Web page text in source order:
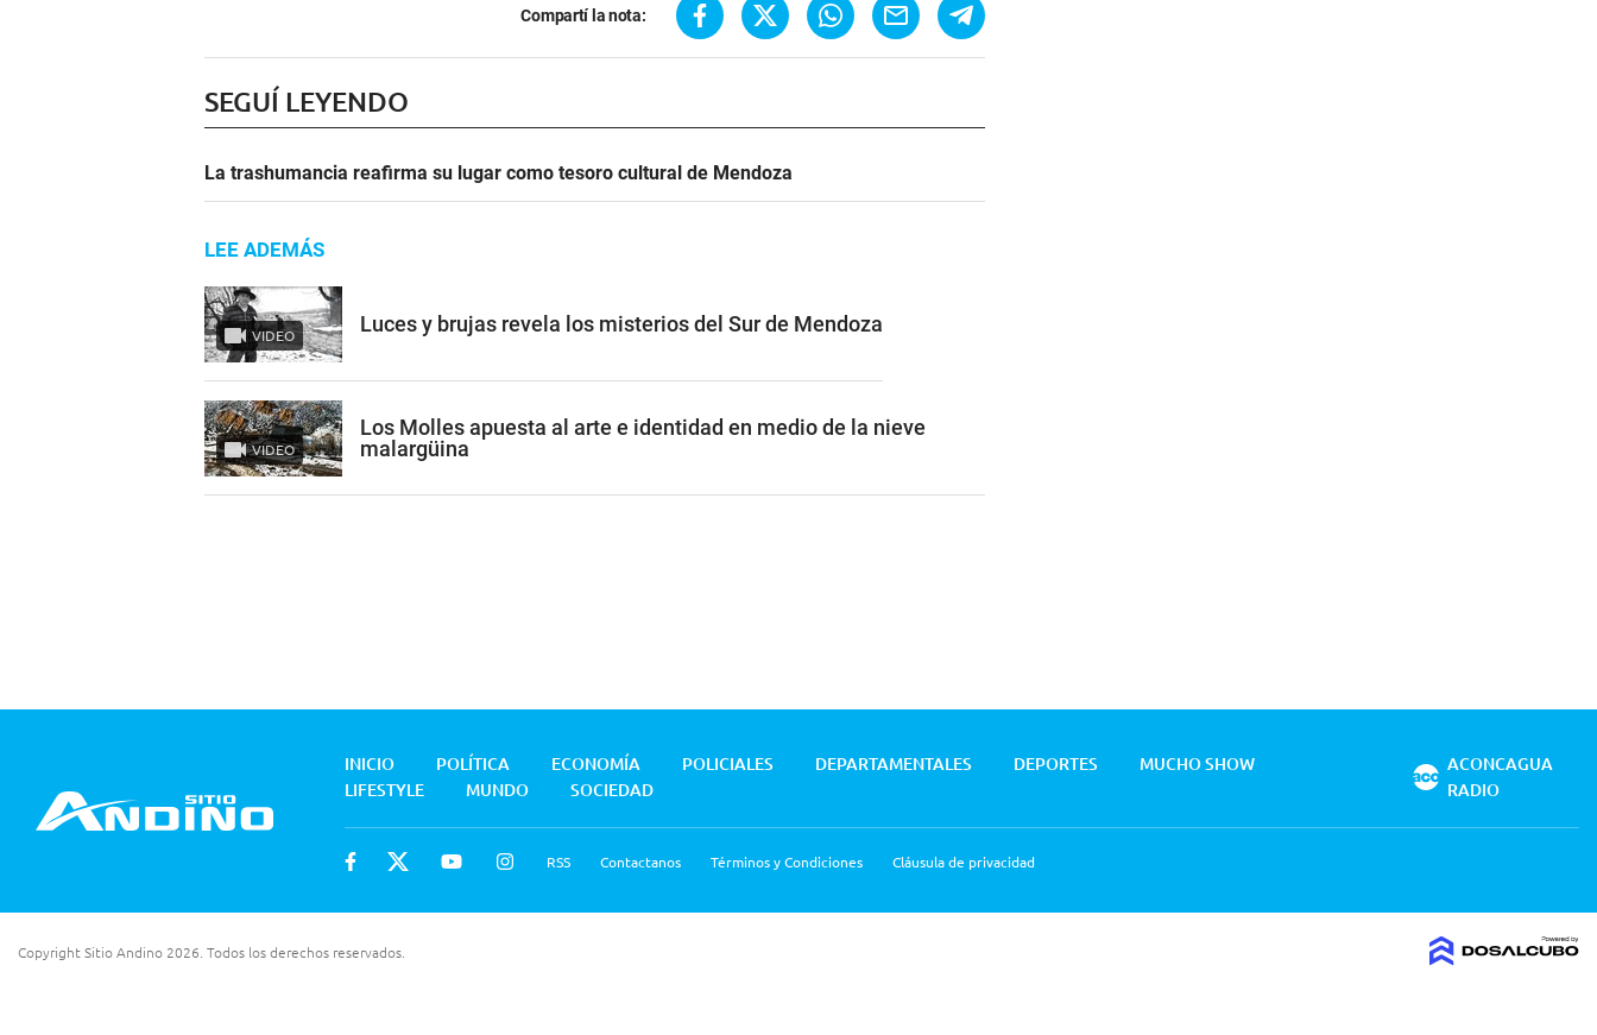
Compartí la nota:
SEGUÍ LEYENDO
La trashumancia reafirma su lugar como tesoro cultural de Mendoza
LEE ADEMÁS
VIDEO Luces y brujas revela los misterios del Sur de Mendoza
VIDEO
Los Molles apuesta al arte e identidad en medio de la nieve
malargüina
INICIO POLÍTICA ECONOMÍA POLICIALES DEPARTAMENTALES DEPORTES
MUCHO SHOW
LIFESTYLE
MUNDO SOCIEDAD
RSS Contactanos Términos y Condiciones Cláusula de privacidad
ACONCAGUA
RADIO
Copyright Sitio Andino 2026. Todos los derechos reservados.